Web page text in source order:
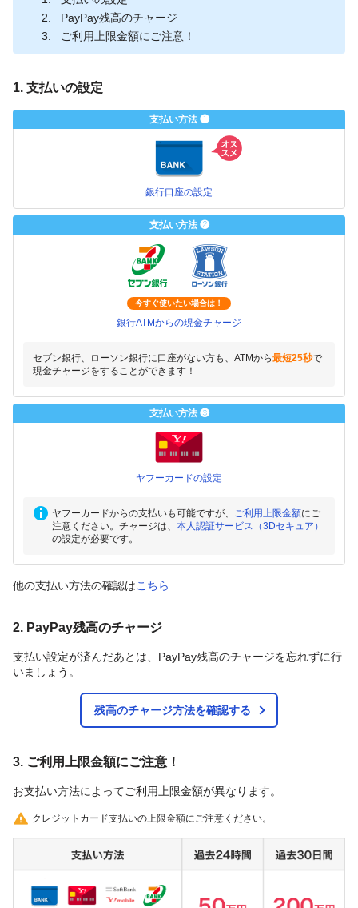
PayPay残高のチャージ
ご利用上限金額にご注意！
1. 支払いの設定
支払い方法 ❶
銀行口座の設定
支払い方法 ❷
今すぐ使いたい場合は！
銀行ATMからの現金チャージ
セブン銀行、ローソン銀行に口座がない方も、ATMから最短25秒で
現金チャージをすることができます！
支払い方法 ❸
ヤフーカードの設定
ヤフーカードからの支払いも可能ですが、 ご利用上限金額にご
注意ください。チャージは、 本人認証サービス（3Dセキュア）
の設定が必要です。
他の支払い方法の確認はこちら
2. PayPay残高のチャージ
支払い設定が済んだあとは、PayPay残高のチャージを忘れずに行
いましょう。
残高のチャージ方法を確認する
3. ご利用上限金額にご注意！
お支払い方法によってご利用上限金額が異なります。
クレジットカード支払いの上限金額にご注意ください。